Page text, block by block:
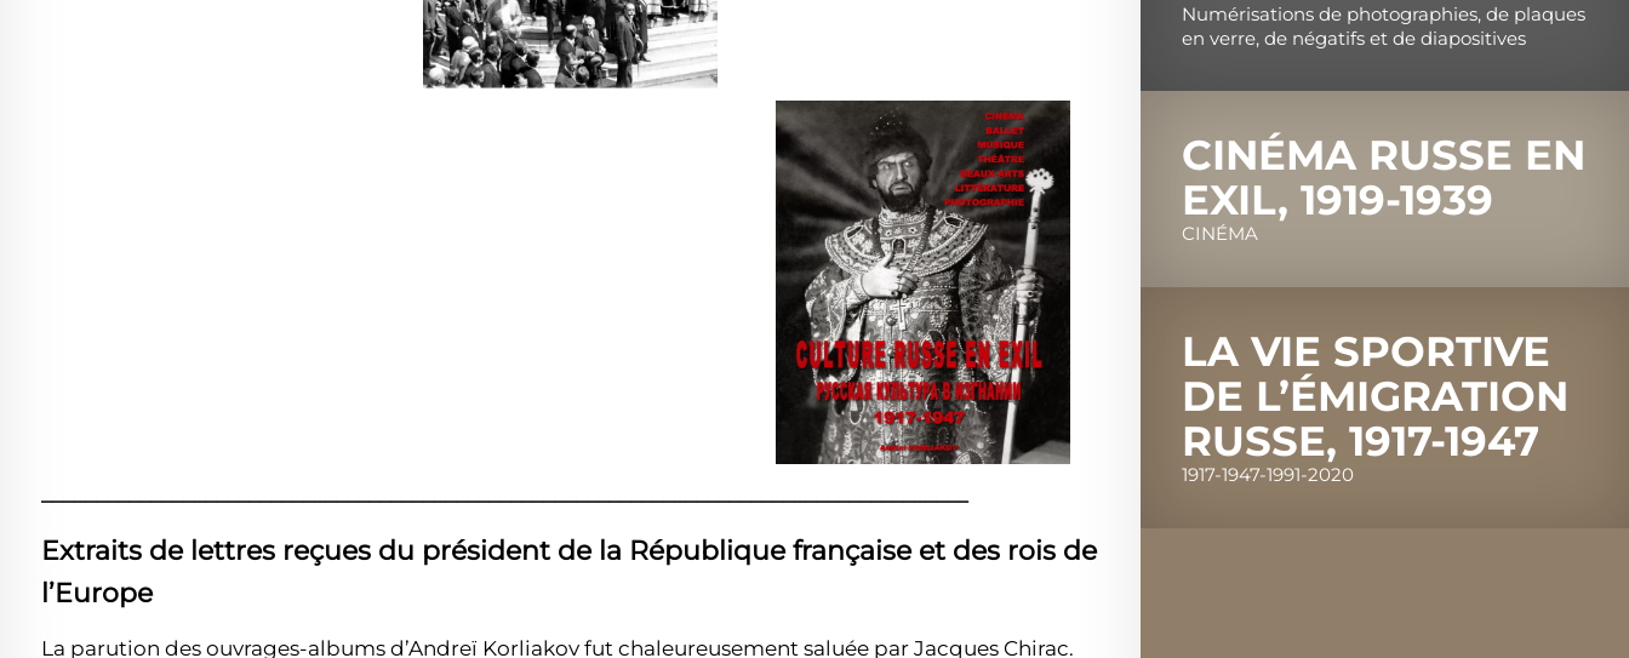
Extraits de lettres reçues du président de la République française et des rois de
l’Europe
La parution des ouvrages-albums d’Andreï Korliakov fut chaleureusement saluée par Jacques Chirac.
Numérisations de photographies, de plaques
en verre, de négatifs et de diapositives
CINÉMA RUSSE EN
EXIL, 1919-1939
CINÉMA
LA VIE SPORTIVE
DE L’ÉMIGRATION
RUSSE, 1917-1947
1917-1947-1991-2020